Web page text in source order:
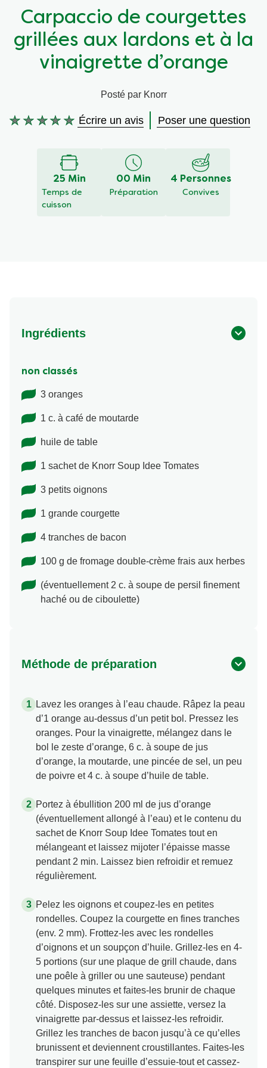
Végétarien
Ingrédients
Wraps aux légumes
Occasions
Aides culinaires
Wraps aux légumes
Snackpots
Carpaccio de courgettes
grillées aux lardons et à la
vinaigrette d’orange
Posté par Knorr
Aucune
Écrire un avis Poser une question
25 Min
Temps de
cuisson
00 Min
Préparation
4 Personnes
Convives
Ingrédients
non classés
3 oranges
1 c. à café de moutarde
huile de table
1 sachet de Knorr Soup Idee Tomates
3 petits oignons
1 grande courgette
4 tranches de bacon
100 g de fromage double-crème frais aux herbes
(éventuellement 2 c. à soupe de persil finement
haché ou de ciboulette)
Méthode de préparation
Lavez les oranges à l’eau chaude. Râpez la peau
d’1 orange au-dessus d’un petit bol. Pressez les
oranges. Pour la vinaigrette, mélangez dans le
bol le zeste d’orange, 6 c. à soupe de jus
d’orange, la moutarde, une pincée de sel, un peu
de poivre et 4 c. à soupe d’huile de table.
Portez à ébullition 200 ml de jus d’orange
(éventuellement allongé à l’eau) et le contenu du
sachet de Knorr Soup Idee Tomates tout en
mélangeant et laissez mijoter l’épaisse masse
pendant 2 min. Laissez bien refroidir et remuez
régulièrement.
Pelez les oignons et coupez-les en petites
rondelles. Coupez la courgette en fines tranches
(env. 2 mm). Frottez-les avec les rondelles
d’oignons et un soupçon d’huile. Grillez-les en 4-
5 portions (sur une plaque de grill chaude, dans
une poêle à griller ou une sauteuse) pendant
quelques minutes et faites-les brunir de chaque
côté. Disposez-les sur une assiette, versez la
vinaigrette par-dessus et laissez-les refroidir.
Grillez les tranches de bacon jusqu’à ce qu’elles
brunissent et deviennent croustillantes. Faites-les
transpirer sur une feuille d’essuie-tout et cassez-